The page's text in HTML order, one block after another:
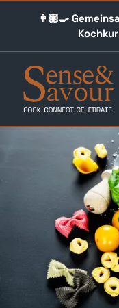
👩🏼‍🍳
Über uns
Unser Angebot
Qookingtable
Gutscheine